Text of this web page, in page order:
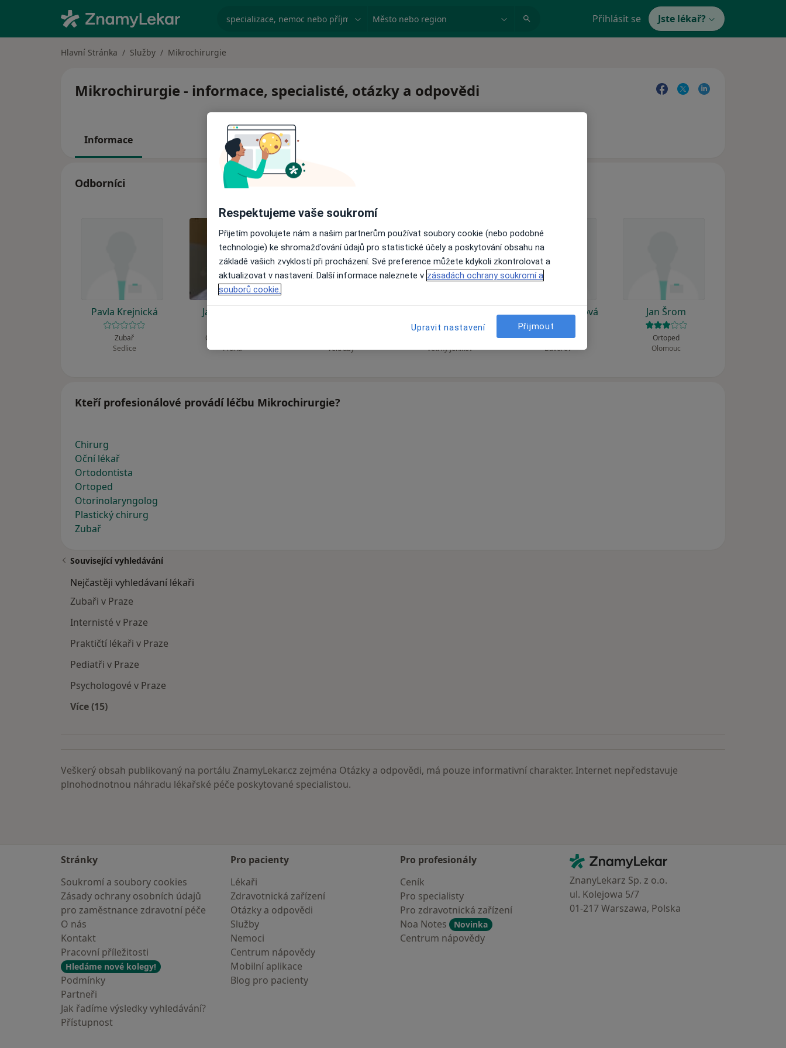
specializace, nemoc nebo příjmení Město nebo region Přihlásit se Jste lékař?
Hlavní Stránka Služby Mikrochirurgie
Mikrochirurgie - informace, specialisté, otázky a odpovědi
Informace
Odborníci
Pavla Krejnická
Zubař
Sedlice
Jan Zlatohlavý
Ortoped, Chirurg
Praha
Veltruby
Větrný Jeníkov
Helena Linhartová
Zubař
Bavorov
Jan Šrom
Ortoped
Olomouc
Kteří profesionálové provádí léčbu Mikrochirurgie?
Chirurg
Oční lékař
Ortodontista
Ortoped
Otorinolaryngolog
Plastický chirurg
Zubař
Související vyhledávání
Nejčastěji vyhledávaní lékaři
Zubaři v Praze
Internisté v Praze
Praktičtí lékaři v Praze
Pediatři v Praze
Psychologové v Praze
Více (15)
Veškerý obsah publikovaný na portálu ZnamyLekar.cz zejména Otázky a odpovědi, má pouze informativní charakter. Internet nepředstavuje
plnohodnotnou náhradu lékařské péče poskytované specialistou.
Stránky
Soukromí a soubory cookies
Zásady ochrany osobních údajů
pro zaměstnance zdravotní péče
O nás
Kontakt
Pracovní příležitosti
Hledáme nové kolegy!
Podmínky
Partneři
Jak řadíme výsledky vyhledávání?
Přístupnost
Pro pacienty
Lékaři
Zdravotnická zařízení
Otázky a odpovědi
Služby
Nemoci
Centrum nápovědy
Mobilní aplikace
Blog pro pacienty
Pro profesionály
Ceník
Pro specialisty
Pro zdravotnická zařízení
Noa Notes
Novinka
Centrum nápovědy
Kontakt
ZnamyLekar - Hlavní stránka
ZnanyLekarz Sp. z o.o.
ul. Kolejowa 5/7
01-217 Warszawa, Polska
Respektujeme vaše soukromí
Přijetím povolujete nám a našim partnerům používat soubory cookie (nebo podobné
technologie) ke shromažďování údajů pro statistické účely a poskytování obsahu na
základě vašich zvyklostí při procházení. Své preference můžete kdykoli zkontrolovat a
aktualizovat v nastavení. Další informace naleznete v zásadách ochrany soukromí a
souborů cookie.
Upravit nastavení Přijmout